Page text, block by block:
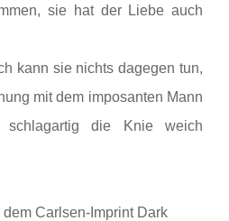
sie hat der Liebe auch
kann sie nichts dagegen tun,
mit dem imposanten Mann
schlagartig die Knie weich
Carlsen-Imprint Dark